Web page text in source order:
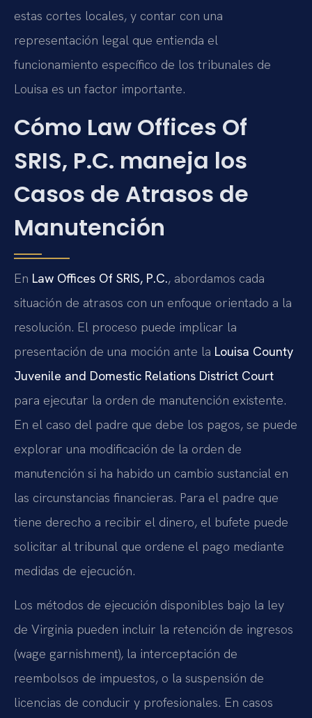
estas cortes locales, y contar con una
representación legal que entienda el
funcionamiento específico de los tribunales de
Louisa es un factor importante.
Cómo Law Offices Of
SRIS, P.C. maneja los
Casos de Atrasos de
Manutención
En Law Offices Of SRIS, P.C., abordamos cada
situación de atrasos con un enfoque orientado a la
resolución. El proceso puede implicar la
presentación de una moción ante la Louisa County
Juvenile and Domestic Relations District Court
para ejecutar la orden de manutención existente.
En el caso del padre que debe los pagos, se puede
explorar una modificación de la orden de
manutención si ha habido un cambio sustancial en
las circunstancias financieras. Para el padre que
tiene derecho a recibir el dinero, el bufete puede
solicitar al tribunal que ordene el pago mediante
medidas de ejecución.
Los métodos de ejecución disponibles bajo la ley
de Virginia pueden incluir la retención de ingresos
(wage garnishment), la interceptación de
reembolsos de impuestos, o la suspensión de
licencias de conducir y profesionales. En casos